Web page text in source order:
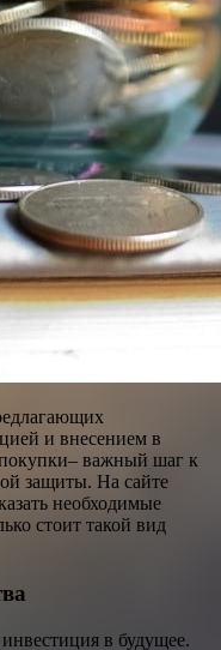
и внесением в
важный шаг к
защиты. На сайте
необходимые
стоит такой вид
в будущее.